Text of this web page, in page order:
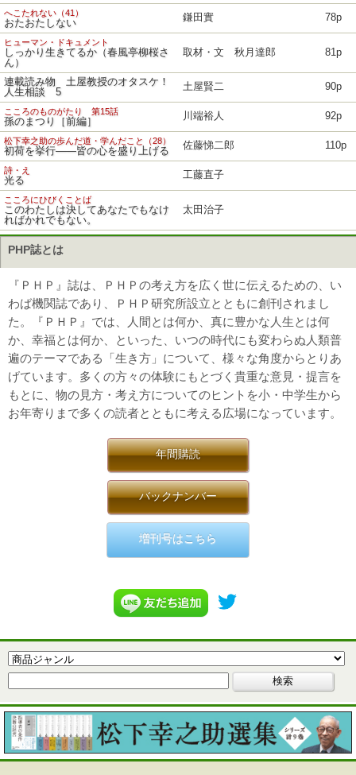
へこたれない（41）
おたおたしない 鎌田實 78p
ヒューマン・ドキュメント
しっかり生きてるか（春風亭柳桜さ
ん）
取材・文 秋月達郎 81p
連載読み物 土屋教授のオタスケ！
人生相談 5
土屋賢二 90p
こころのものがたり 第15話
孫のまつり［前編］ 川端裕人 92p
松下幸之助の歩んだ道・学んだこと（28）
初荷を挙行――皆の心を盛り上げる 佐藤悌二郎 110p
詩・え
光る 工藤直子
こころにひびくことば
このわたしは決してあなたでもなけ
ればかれでもない。
太田治子
PHP誌とは
『ＰＨＰ』誌は、ＰＨＰの考え方を広く世に伝えるための、い
わば機関誌であり、ＰＨＰ研究所設立とともに創刊されまし
た。『ＰＨＰ』では、人間とは何か、真に豊かな人生とは何
か、幸福とは何か、といった、いつの時代にも変わらぬ人類普
遍のテーマである「生き方」について、様々な角度からとりあ
げています。多くの方々の体験にもとづく貴重な意見・提言を
もとに、物の見方・考え方についてのヒントを小・中学生から
お年寄りまで多くの読者とともに考える広場になっています。
年間購読
バックナンバー
増刊号はこちら